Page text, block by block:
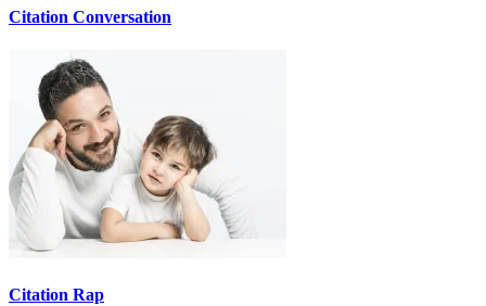
Citation Conversation
Citation Rap